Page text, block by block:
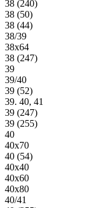
38 (240)
38 (50)
38 (44)
38/39
38х64
38 (247)
39
39/40
39 (52)
39. 40, 41
39 (247)
39 (255)
40
40х70
40 (54)
40х40
40х60
40х80
40/41